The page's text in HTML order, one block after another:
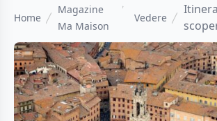
Home
Magazine
Ma Maison
Vedere